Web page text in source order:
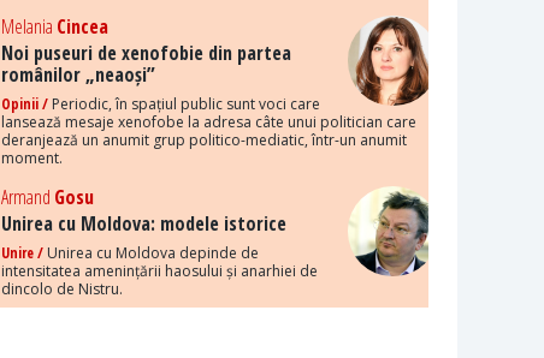
Melania Cincea
Noi puseuri de xenofobie din partea
românilor „neaoși”
Opinii / Periodic, în spațiul public sunt voci care
lansează mesaje xenofobe la adresa câte unui politician care
deranjează un anumit grup politico-mediatic, într-un anumit
moment.
Armand Gosu
Unirea cu Moldova: modele istorice
Unire / Unirea cu Moldova depinde de
intensitatea amenințării haosului și anarhiei de
dincolo de Nistru.